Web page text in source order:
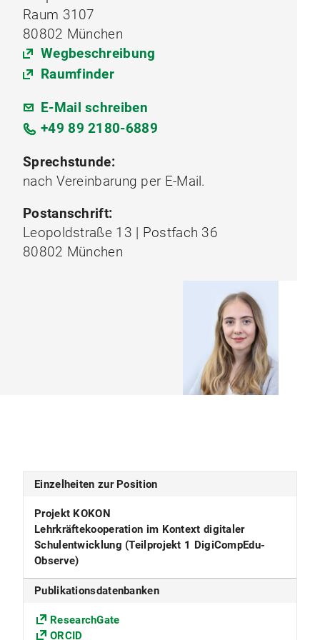
Raum 3107
80802 München
Wegbeschreibung
Raumfinder
E-Mail schreiben
+49 89 2180-6889
Sprechstunde:
nach Vereinbarung per E-Mail.
Postanschrift:
Leopoldstraße 13 | Postfach 36
80802 München
Einzelheiten zur Position
Projekt KOKON
Lehrkräftekooperation im Kontext digitaler
Schulentwicklung (Teilprojekt 1 DigiCompEdu-
Observe)
Publikationsdatenbanken
ResearchGate
ORCID